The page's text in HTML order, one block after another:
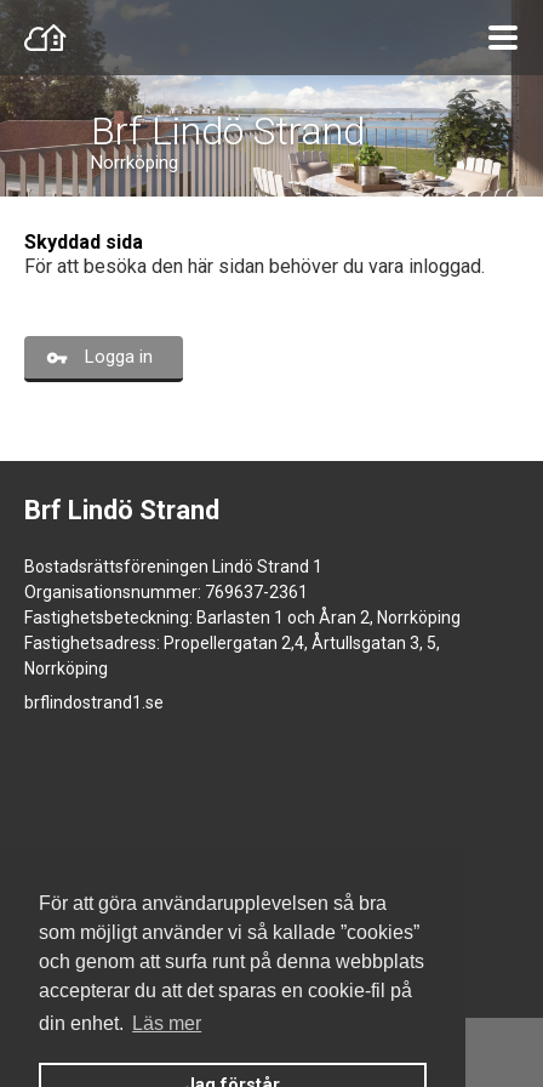
För att göra användarupplevelsen så bra
som möjligt använder vi så kallade ”cookies”
och genom att surfa runt på denna webbplats
accepterar du att det sparas en cookie-fil på
din enhet.
Läs mer
Brf Lindö Strand
Norrköping
Skyddad sida
För att besöka den här sidan behöver du vara inloggad.
Logga in
Brf Lindö Strand
Bostadsrättsföreningen Lindö Strand 1
Organisationsnummer: 769637-2361
Fastighetsbeteckning: Barlasten 1 och Åran 2, Norrköping
Fastighetsadress: Propellergatan 2,4, Årtullsgatan 3, 5,
Norrköping
brflindostrand1.se
www.jm.se